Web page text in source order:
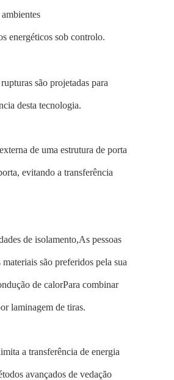
energéticos sob controlo.
são projetadas para
desta tecnologia.
de uma estrutura de porta
evitando a transferência
de isolamento,As pessoas
são preferidos pela sua
de calorPara combinar
laminagem de tiras.
a transferência de energia
avançados de vedação